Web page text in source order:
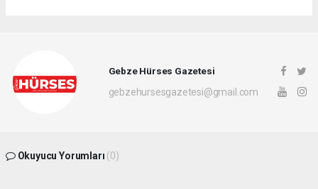
Gebze Hürses Gazetesi
gebzehursesgazetesi@gmail.com
Okuyucu Yorumları (0)